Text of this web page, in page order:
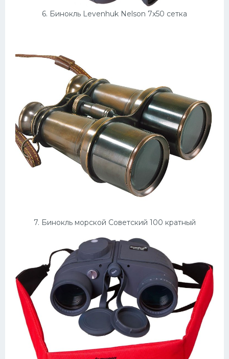
6. Бинокль Levenhuk Nelson 7x50 сетка
7. Бинокль морской Советский 100 кратный